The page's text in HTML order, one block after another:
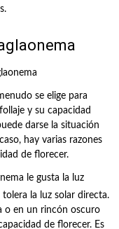
se elige para
y su capacidad
darse la situación
hay varias razones
de florecer.
le gusta la luz
la luz solar directa.
o en un rincón oscuro
de florecer. Es